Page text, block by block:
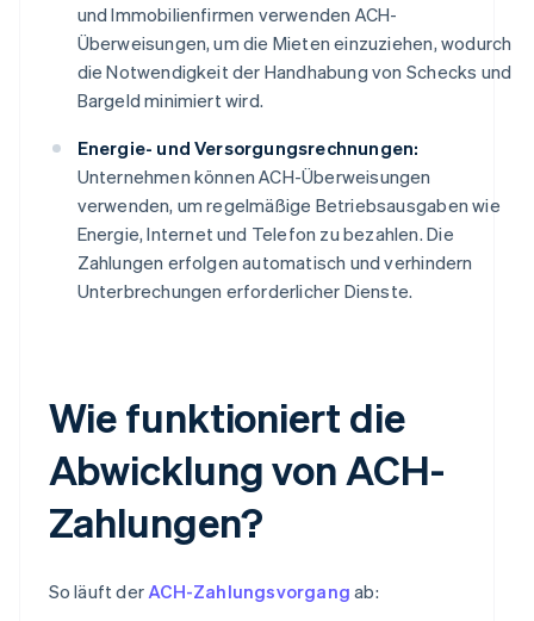
und Immobilienfirmen verwenden ACH-
Überweisungen, um die Mieten einzuziehen, wodurch
die Notwendigkeit der Handhabung von Schecks und
Bargeld minimiert wird.
Energie- und Versorgungsrechnungen:
Unternehmen können ACH-Überweisungen
verwenden, um regelmäßige Betriebsausgaben wie
Energie, Internet und Telefon zu bezahlen. Die
Zahlungen erfolgen automatisch und verhindern
Unterbrechungen erforderlicher Dienste.
Wie funktioniert die
Abwicklung von ACH-
Zahlungen?
So läuft der ACH-Zahlungsvorgang ab: